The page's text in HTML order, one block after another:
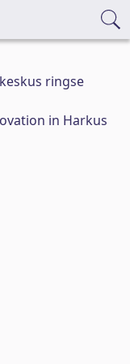
ringse
in Harkus